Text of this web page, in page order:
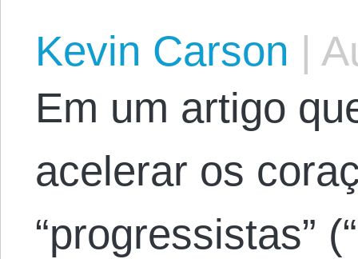
Kevin Carson |
Em um artigo
acelerar os
“progressistas”